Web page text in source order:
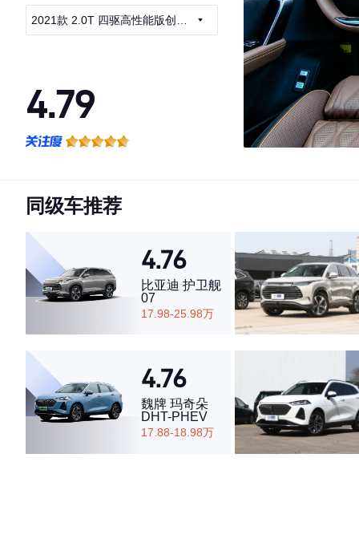
2021款 2.0T 四驱高性能版创世
4.79
·空间表现一般，低于52%同级车
同级车推荐
4.76
比亚迪 护卫舰
07
17.98-25.98万
4.76
魏牌 玛奇朵
DHT-PHEV
17.88-18.98万